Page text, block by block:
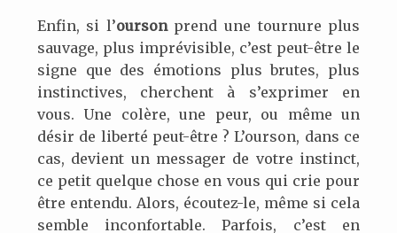
Enfin, si l’oursonprend une tournure plus
sauvage, plus imprévisible, c’est peut-être le
signe que des émotions plus brutes, plus
instinctives, cherchent à s’exprimer en
vous. Une colère, une peur, ou même un
désir de liberté peut-être ? L’ourson, dans ce
cas, devient un messager de votre instinct,
ce petit quelque chose en vous qui crie pour
être entendu. Alors, écoutez-le, même si cela
semble inconfortable. Parfois, c’est en